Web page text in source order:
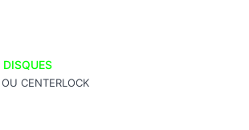
CENTERLOCK